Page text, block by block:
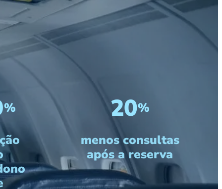
%
20%
menos consultas
após a reserva